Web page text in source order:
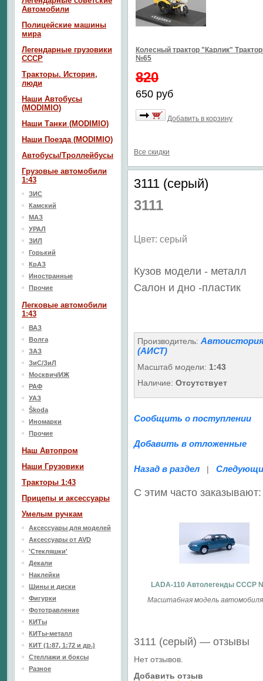
Колесный трактор "Карлик"
№65
820
650 руб
Добавить в корзину
Все скидки
3111 (серый)
3111
Цвет: серый
Кузов модели - металл
Салон и дно -пластик
Производитель:
(АИСТ)
Масштаб модели: 1:43
Наличие: Отсутствует
Сообщить о поступлении
Добавить в отложенные
Назад в раздел |
С этим часто заказывают:
LADA-110 Автолегенды СССР
Масштабная модель
3111 (серый) — отзывы
Нет отзывов.
Добавить отзыв
Автомобили
Полицейские машины
мира
Легендарные грузовики
СССР
Тракторы. История,
люди
Наши Автобусы
(MODIMIO)
Наши Танки (MODIMIO)
Наши Поезда (MODIMIO)
Автобусы/Троллейбусы
Грузовые автомобили
1:43
ЗИС
Камский
МАЗ
УРАЛ
ЗИЛ
Горький
КрАЗ
Иностранные
Прочие
Легковые автомобили
1:43
ВАЗ
Волга
ЗАЗ
ЗиС/ЗиЛ
Москвич/ИЖ
РАФ
УАЗ
Škoda
Иномарки
Прочие
Наш Aвтопром
Наши Грузовики
Тракторы 1:43
Прицепы и аксессуары
Умелым ручкам
Аксессуары для моделей
Аксессуары от AVD
'Стекляшки'
Декали
Наклейки
Шины и диски
Фигурки
Фототравление
КИТы
КИТы-металл
КИТ (1:87, 1:72 и др.)
Стеллажи и боксы
Разное